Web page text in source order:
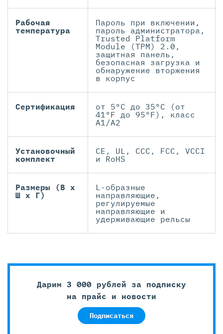
Рабочая
температура
Пароль при включении,
пароль администратора,
Trusted Platform
Module (TPM) 2.0,
защитная панель,
безопасная загрузка и
обнаружение вторжения
в корпус
Сертификация
от 5ºC до 35ºC (от
41ºF до 95ºF), класс
A1/A2
Установочный
комплект
CE, UL, CCC, FCC, VCCI
и RoHS
Размеры (В x
Ш x Г)
L-образные
направляющие,
регулируемые
направляющие и
удерживающие рельсы
Дарим 3 000 рублей за подписку
на прайс и новости
Подписаться